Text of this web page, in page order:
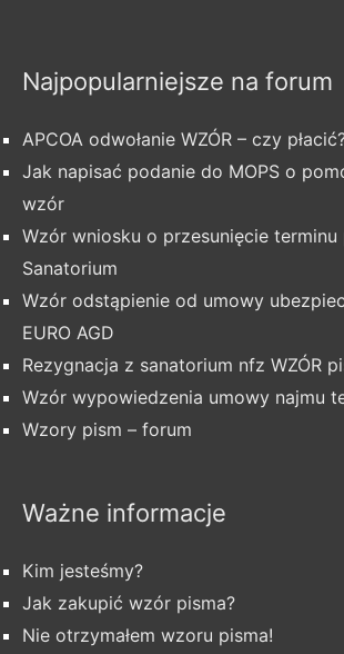
Najpopularniejsze na forum
APCOA odwołanie WZÓR – czy
Jak napisać podanie do MOPS o
wzór
Wzór wniosku o przesunięcie
Sanatorium
Wzór odstąpienie od umowy
EURO AGD
Rezygnacja z sanatorium nfz WZÓR
Wzór wypowiedzenia umowy najmu
Wzory pism – forum
Ważne informacje
Kim jesteśmy?
Jak zakupić wzór pisma?
Nie otrzymałem wzoru pisma!